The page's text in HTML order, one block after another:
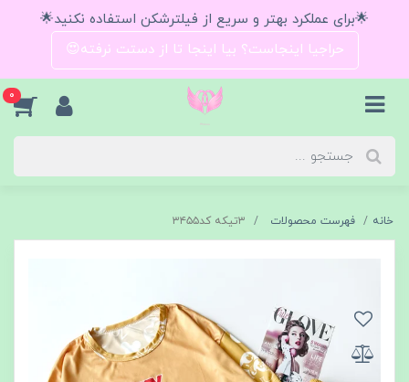
🌟برای عملکرد بهتر و سریع از فیلترشکن استفاده نکنید🌟
حراجیا اینجاست؟ بیا اینجا تا از دستت نرفته😍
0
خانه فهرست محصولات ۳تیکه کد۳۴۵۵